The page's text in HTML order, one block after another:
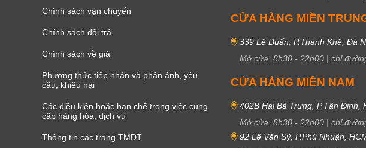
Chính sách vận chuyển
Chính sách đổi trả
Chính sách về giá
Phương thức tiếp nhận và phản ánh, yêu
cầu, khiêu nại
Các điều kiện hoặc hạn chế trong việc cung
cấp hàng hóa, dịch vụ
Thông tin các trang TMĐT
CỬA HÀNG MIỀN
339 Lê Duẩn, P.Thanh Khê, Đà
Mở cửa: 8h30 - 22h00 | chỉ
CỬA HÀNG MIỀN NAM
402B Hai Bà Trưng, P.Tân Định,
Mở cửa: 8h30 - 22h00 | chỉ
92 Lê Văn Sỹ, P.Phú Nhuận,